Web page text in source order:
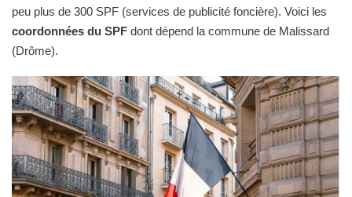
peu plus de 300 SPF (services de publicité foncière). Voici les
coordonnées du SPF dont dépend la commune de Malissard
(Drôme).